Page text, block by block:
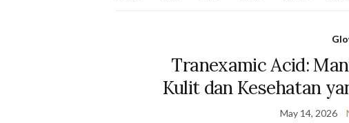
Tranexamic Acid:
Kulit dan Kesehatan
May 14, 2026